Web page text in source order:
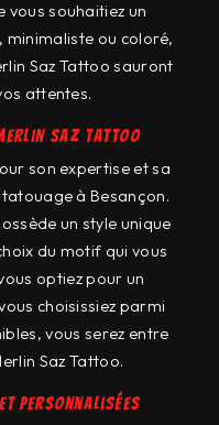
souhaitiez un
ou coloré,
Saz Tattoo sauront
attentes.
Saz Tattoo
son expertise et sa
à Besançon.
un style unique
du motif qui vous
optiez pour un
choisissiez parmi
vous serez entre
Saz Tattoo.
personnalisées